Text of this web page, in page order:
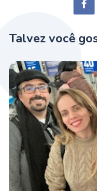
Talvez você